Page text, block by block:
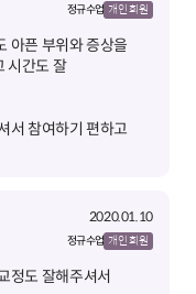
정규 수업 개인 회원
아픈 부위와 증상을
시간도 잘
서 참여하기 편하고
2020.01.10
정규 수업 개인 회원
정도 잘해주셔서